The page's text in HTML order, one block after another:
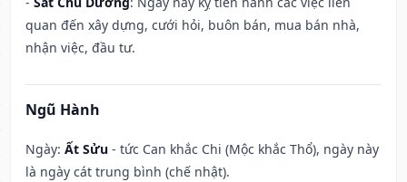
quan đến xây dựng, cưới hỏi, buôn bán, mua bán nhà,
nhận việc, đầu tư.
Ngũ Hành
Ngày: Ất Sửu - tức Can khắc Chi (Mộc khắc Thổ), ngày này
là ngày cát trung bình (chế nhật).